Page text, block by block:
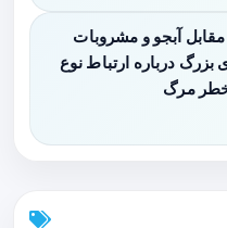
آبجو و مشروبات
درباره ارتباط نوع
خطر مرگ